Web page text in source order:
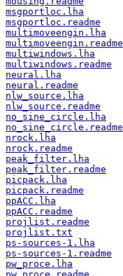
msgportloc.lha
msgportloc.readme
multimoveengin.lha
multimoveengin.readme
multiwindows.lha
multiwindows.readme
neural.lha
neural.readme
nlw_source.lha
nlw_source.readme
no_sine_circle.lha
no_sine_circle.readme
nrock.lha
nrock.readme
peak_filter.lha
peak_filter.readme
picpack.lha
picpack.readme
ppACC.lha
ppACC.readme
projlist.readme
projlist.txt
ps-sources-1.lha
ps-sources-1.readme
pw_proce.lha